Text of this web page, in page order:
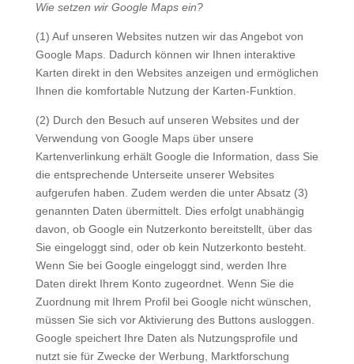
Wie setzen wir Google Maps ein?
(1) Auf unseren Websites nutzen wir das Angebot von
Google Maps. Dadurch können wir Ihnen interaktive
Karten direkt in den Websites anzeigen und ermöglichen
Ihnen die komfortable Nutzung der Karten-Funktion.
(2) Durch den Besuch auf unseren Websites und der
Verwendung von Google Maps über unsere
Kartenverlinkung erhält Google die Information, dass Sie
die entsprechende Unterseite unserer Websites
aufgerufen haben. Zudem werden die unter Absatz (3)
genannten Daten übermittelt. Dies erfolgt unabhängig
davon, ob Google ein Nutzerkonto bereitstellt, über das
Sie eingeloggt sind, oder ob kein Nutzerkonto besteht.
Wenn Sie bei Google eingeloggt sind, werden Ihre
Daten direkt Ihrem Konto zugeordnet. Wenn Sie die
Zuordnung mit Ihrem Profil bei Google nicht wünschen,
müssen Sie sich vor Aktivierung des Buttons ausloggen.
Google speichert Ihre Daten als Nutzungsprofile und
nutzt sie für Zwecke der Werbung, Marktforschung